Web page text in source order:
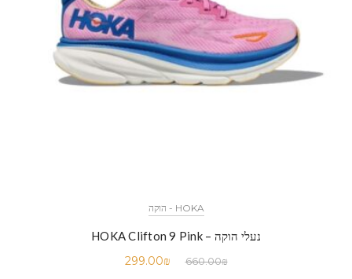
HOKA - הוקה
נעלי הוקה – HOKA Clifton 9 Pink
660.00₪
299.00₪